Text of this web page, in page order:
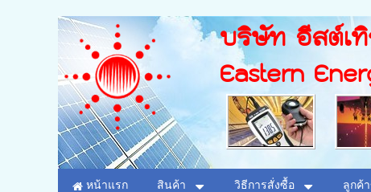
บริษัท อีสต์เ
Eastern
หน้าแรก สินค้า วิธีการสั่งซื้อ ลูกค้า